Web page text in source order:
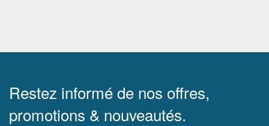
Restez informé de nos offres,
promotions & nouveautés.